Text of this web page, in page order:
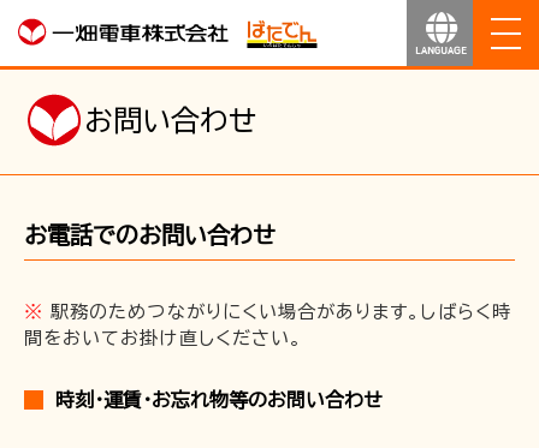
ホーム
運行のご案内
運賃のご案内
お問い合わせ
お電話でのお問い合わせ
※ 駅務のためつながりにくい場合があります。しばらく時
間をおいてお掛け直しください。
時刻･運賃･お忘れ物等のお問い合わせ